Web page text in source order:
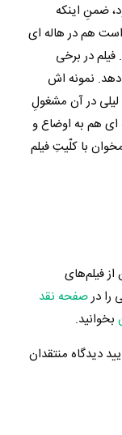
ضمنِ اینکه
هم در هاله ای
در برخی
نمونه اش
در آن مشغولِ
ای هم به اوضاع و
با کلّیتِ فیلم
فیلم‌های
را درصفحه نقد
بخوانید.
دیدگاه منتقدان